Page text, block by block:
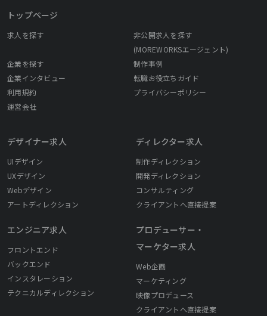
トップページ
求人を探す
非公開求人を探す
(MOREWORKSエージェント)
企業を探す
制作事例
企業インタビュー
転職お役立ちガイド
利用規約
プライバシーポリシー
運営会社
デザイナー求人
UIデザイン
UXデザイン
Webデザイン
アートディレクション
エンジニア求人
フロントエンド
バックエンド
インスタレーション
テクニカルディレクション
ディレクター求人
制作ディレクション
開発ディレクション
コンサルティング
クライアントへ直接提案
プロデューサー・
マーケター求人
Web企画
マーケティング
映像プロデュース
クライアントへ直接提案